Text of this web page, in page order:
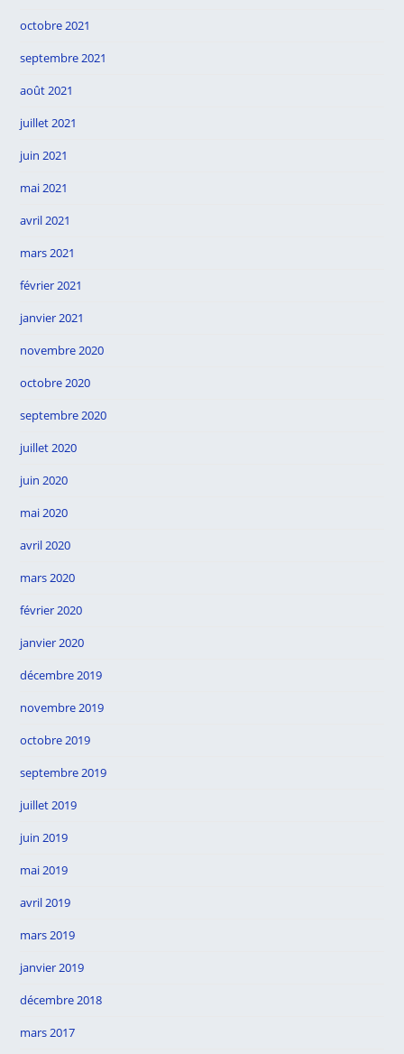
octobre 2021
septembre 2021
août 2021
juillet 2021
juin 2021
mai 2021
avril 2021
mars 2021
février 2021
janvier 2021
novembre 2020
octobre 2020
septembre 2020
juillet 2020
juin 2020
mai 2020
avril 2020
mars 2020
février 2020
janvier 2020
décembre 2019
novembre 2019
octobre 2019
septembre 2019
juillet 2019
juin 2019
mai 2019
avril 2019
mars 2019
janvier 2019
décembre 2018
mars 2017